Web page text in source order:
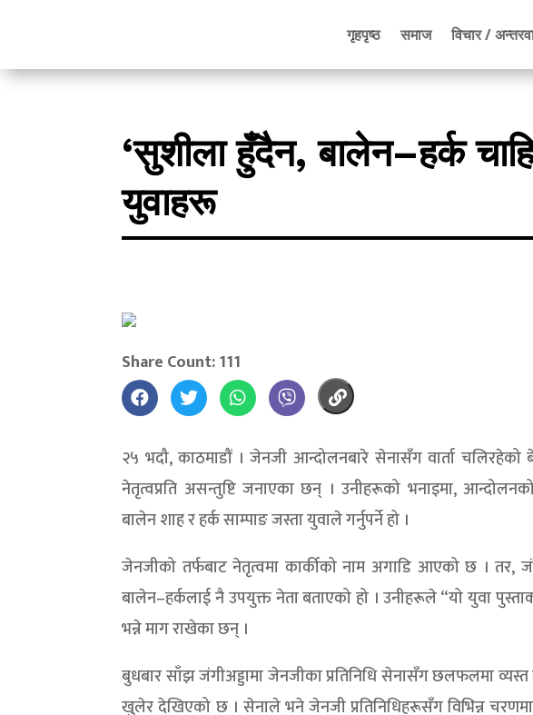
गृहपृष्ठ समाज विचार /
‘सुशीला हुँदैन, बालेन–हर्क
युवाहरू
Share Count: 111
२५ भदौ, काठमाडौं । जेनजी आन्दोलनबारे सेनासँग वार्ता
नेतृत्वप्रति असन्तुष्टि जनाएका छन् । उनीहरूको भनाइमा,
बालेन शाह र हर्क साम्पाङ जस्ता युवाले गर्नुपर्ने हो ।
जेनजीको तर्फबाट नेतृत्वमा कार्कीको नाम अगाडि आएको छ । तर,
बालेन–हर्कलाई नै उपयुक्त नेता बताएको हो । उनीहरूले “यो युवा
भन्ने माग राखेका छन् ।
बुधबार साँझ जंगीअड्डामा जेनजीका प्रतिनिधि सेनासँग छलफलमा
खुलेर देखिएको छ । सेनाले भने जेनजी प्रतिनिधिहरूसँग विभिन्न चरणमा